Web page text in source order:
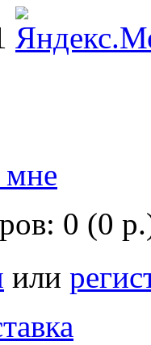
мне
0 (0
или